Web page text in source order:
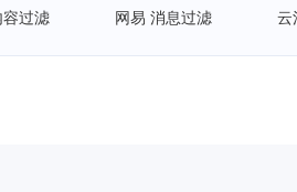
过滤 网易 消息过滤 云